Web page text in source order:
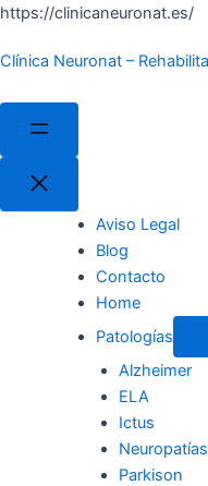
https://clinicaneuronat.es/
Clínica Neuronat –
Aviso Legal
Blog
Contacto
Home
Patologías
Alzheimer
ELA
Ictus
Neuropatías
Parkison